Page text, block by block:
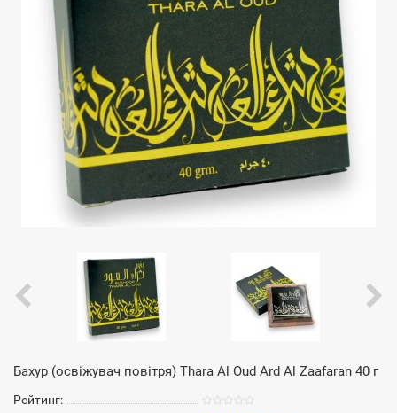
Бахур (освіжувач повітря) Thara Al Oud Ard Al Zaafaran 40 г
Рейтинг: